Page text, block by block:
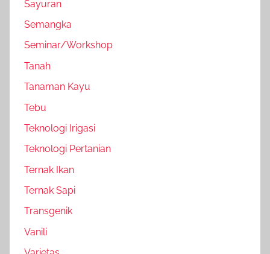
Sayuran
Semangka
Seminar/Workshop
Tanah
Tanaman Kayu
Tebu
Teknologi Irigasi
Teknologi Pertanian
Ternak Ikan
Ternak Sapi
Transgenik
Vanili